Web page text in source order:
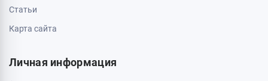
0 800 403 173
044 334 54 27
063 789 66 52